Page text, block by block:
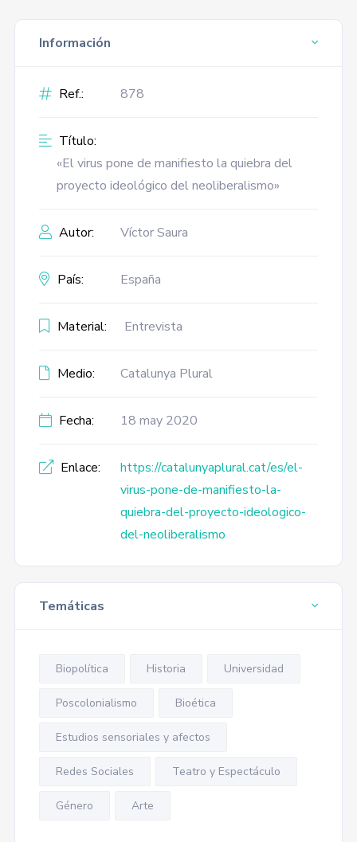
Información
Ref.: 878
Título:
«El virus pone de manifiesto la quiebra del
proyecto ideológico del neoliberalismo»
Autor: Víctor Saura
País: España
Material: Entrevista
Medio: Catalunya Plural
Fecha: 18 may 2020
Enlace:
https://catalunyaplural.cat/es/el-
virus-pone-de-manifiesto-la-
quiebra-del-proyecto-ideologico-
del-neoliberalismo
Temáticas
Biopolítica Historia Universidad
Poscolonialismo Bioética
Estudios sensoriales y afectos
Redes Sociales Teatro y Espectáculo
Género Arte